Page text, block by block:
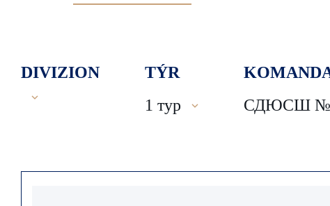
DIVIZION
TÝR
1 тур
СДЮСШ